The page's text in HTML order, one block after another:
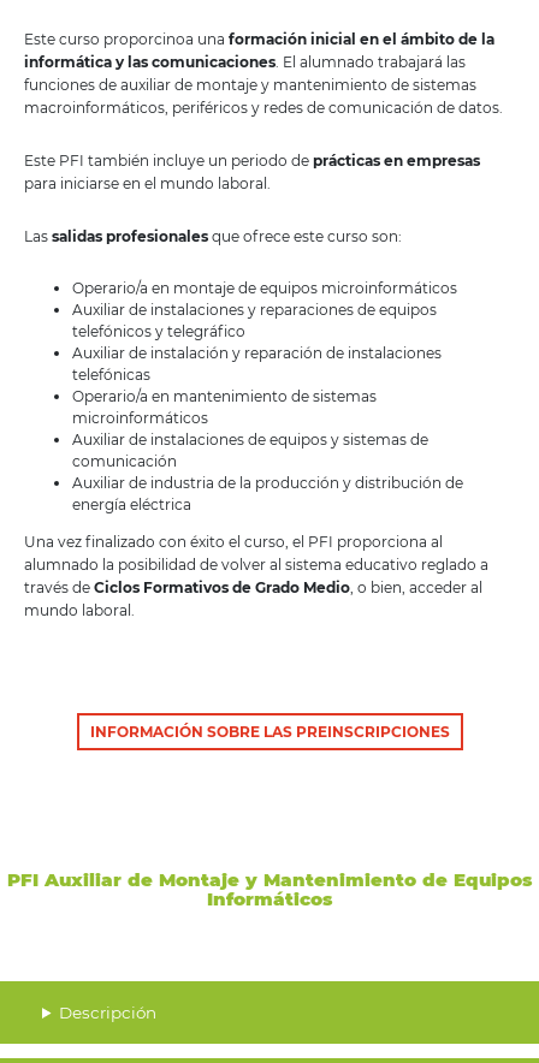
Este curso proporcinoa una formación inicial en el ámbito de la
informática y las comunicaciones. El alumnado trabajará las
funciones de auxiliar de montaje y mantenimiento de sistemas
macroinformáticos, periféricos y redes de comunicación de datos.
Este PFI también incluye un periodo de prácticas en empresas
para iniciarse en el mundo laboral.
Las salidas profesionales que ofrece este curso son:
Operario/a en montaje de equipos microinformáticos
Auxiliar de instalaciones y reparaciones de equipos
telefónicos y telegráfico
Auxiliar de instalación y reparación de instalaciones
telefónicas
Operario/a en mantenimiento de sistemas
microinformáticos
Auxiliar de instalaciones de equipos y sistemas de
comunicación
Auxiliar de industria de la producción y distribución de
energía eléctrica
Una vez finalizado con éxito el curso, el PFI proporciona al
alumnado la posibilidad de volver al sistema educativo reglado a
través de Ciclos Formativos de Grado Medio, o bien, acceder al
mundo laboral.
INFORMACIÓN SOBRE LAS PREINSCRIPCIONES
PFI Auxiliar de Montaje y Mantenimiento de Equipos
Informáticos
Descripción